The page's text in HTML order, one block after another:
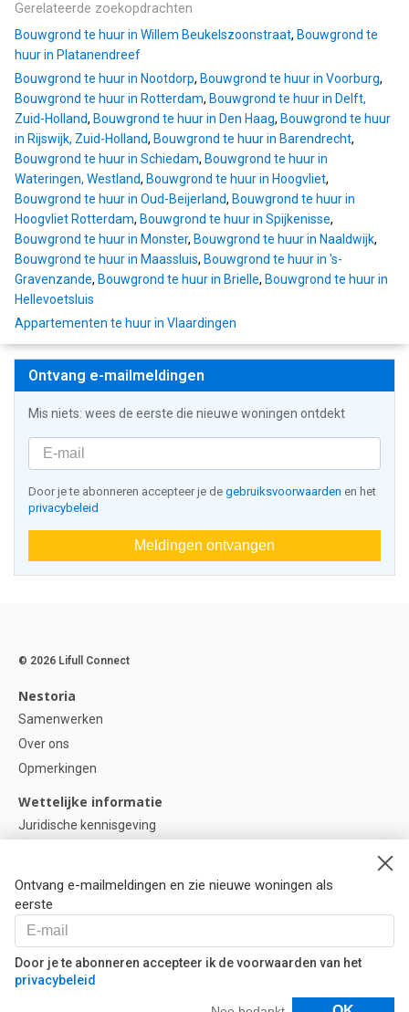
Gerelateerde zoekopdrachten
Bouwgrond te huur in Willem Beukelszoonstraat, Bouwgrond te
huur in Platanendreef
Bouwgrond te huur in Nootdorp, Bouwgrond te huur in Voorburg,
Bouwgrond te huur in Rotterdam, Bouwgrond te huur in Delft,
Zuid-Holland, Bouwgrond te huur in Den Haag, Bouwgrond te huur
in Rijswijk, Zuid-Holland, Bouwgrond te huur in Barendrecht,
Bouwgrond te huur in Schiedam, Bouwgrond te huur in
Wateringen, Westland, Bouwgrond te huur in Hoogvliet,
Bouwgrond te huur in Oud-Beijerland, Bouwgrond te huur in
Hoogvliet Rotterdam, Bouwgrond te huur in Spijkenisse,
Bouwgrond te huur in Monster, Bouwgrond te huur in Naaldwijk,
Bouwgrond te huur in Maassluis, Bouwgrond te huur in 's-
Gravenzande, Bouwgrond te huur in Brielle, Bouwgrond te huur in
Hellevoetsluis
Appartementen te huur in Vlaardingen
Ontvang e-mailmeldingen
Mis niets: wees de eerste die nieuwe woningen ontdekt
Door je te abonneren accepteer je de gebruiksvoorwaarden en het
privacybeleid
Meldingen ontvangen
Ontvang e-mailmeldingen en zie nieuwe woningen als
eerste
Door je te abonneren accepteer ik de voorwaarden van het
privacybeleid
© 2026 Lifull Connect
Nestoria
Samenwerken
Over ons
Opmerkingen
Wettelijke informatie
Juridische kennisgeving
Cookie instellingen
Help
Vragen
Onze partners